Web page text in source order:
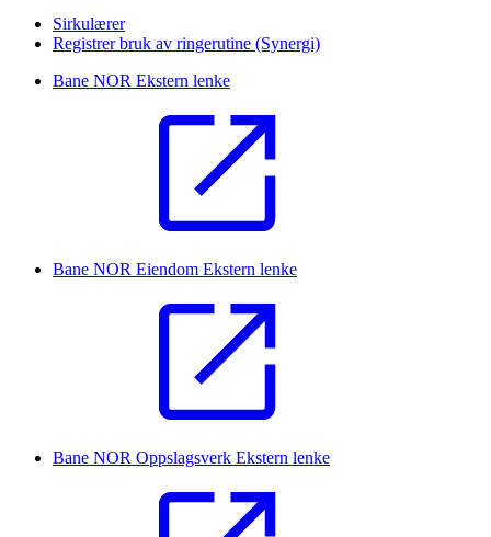
Sirkulærer
Registrer bruk av ringerutine (Synergi)
Bane NOR Ekstern lenke
Bane NOR Eiendom Ekstern lenke
Bane NOR Oppslagsverk Ekstern lenke